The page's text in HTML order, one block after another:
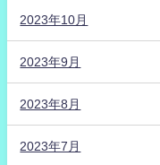
2023年10月
2023年9月
2023年8月
2023年7月